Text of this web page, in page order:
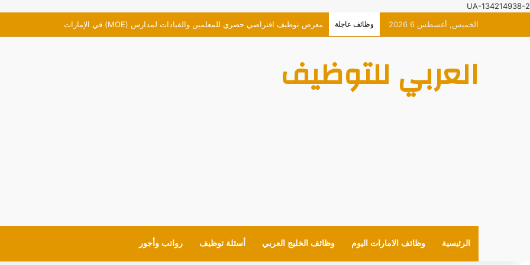
UA-134214938-2
الخميس, أغسطس 6 2026
وظائف عاجلة معرض توظيف افتراضي حصري للمعلمين والقيادات لمدارس (MOE) في الإمارات
العربي للتوظيف
الرئيسية وظائف الامارات اليوم وظائف الخليج العربي أسئلة توظيف رواتب وأجور